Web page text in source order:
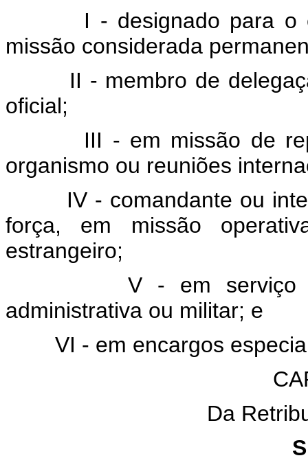
I - designado para o
missão considerada
II - membro de
oficial;
III - em missão de
organismo ou reuniões
IV - comandante ou
força, em missão
estrangeiro;
V - em serviço
administrativa ou militar; e
VI - em encargos
Da